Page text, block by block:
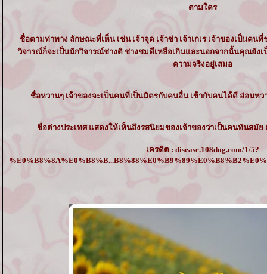
ตามใคร
ชื่อตามท่าทาง ลักษณะที่เห็น เช่น เจ้าจุด เจ้าซ่า เจ้าเกเร เจ้าของเป็นคน
วิจารณ์ก็จะเป็นนักวิจารณ์ช่างติ ช่างชมดีเหลือเกินและนอกจากนั้นคุณยัง
ความจริงอยู่เสมอ
ชื่อหวานๆ เจ้าของจะเป็นคนที่เป็นมิตรกับคนอื่น เข้ากับคนได้ดี อ่อนห
ชื่อต่างประเทศ แสดงให้เห็นถึงรสนิยมของเจ้าของว่าเป็นคนทันสมั
เครดิต : disease.108dog.com/1/5?